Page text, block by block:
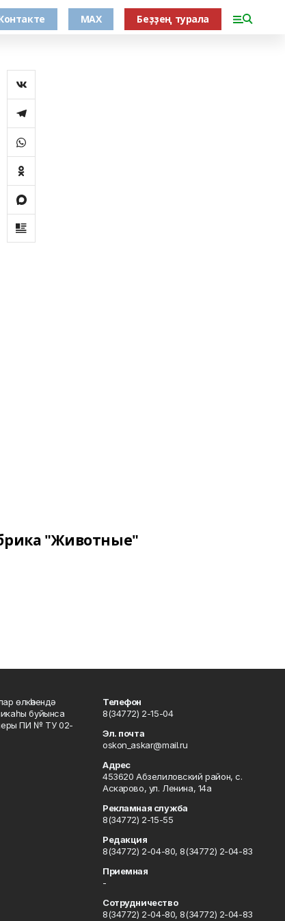
MAX Беҙҙең турала
"Животные"
өлкәһендә
буйынса
ПИ № ТУ 02-
Телефон
8(34772) 2-15-04
Эл. почта
oskon_askar@mail.ru
Адрес
453620 Абзелиловский район, с.
Аскарово, ул. Ленина, 14а
Рекламная служба
8(34772) 2-15-55
Редакция
8(34772) 2-04-80, 8(34772) 2-04-83
Приемная
-
Сотрудничество
8(34772) 2-04-80, 8(34772) 2-04-83